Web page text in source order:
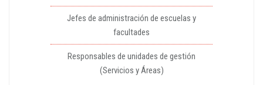
Jefes de administración de escuelas y
facultades
Responsables de unidades de gestión
(Servicios y Áreas)